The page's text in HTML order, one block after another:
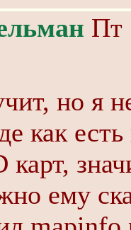
Пт
но я
как
ему